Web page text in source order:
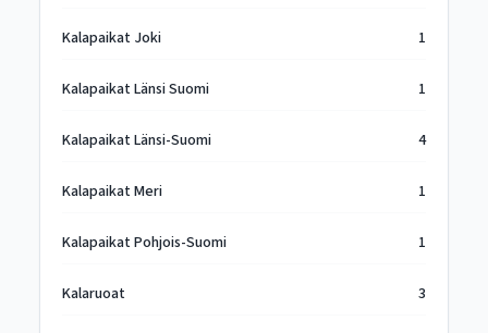
Kalapaikat Joki 1
Kalapaikat Länsi Suomi 1
Kalapaikat Länsi-Suomi 4
Kalapaikat Meri 1
Kalapaikat Pohjois-Suomi 1
Kalaruoat 3